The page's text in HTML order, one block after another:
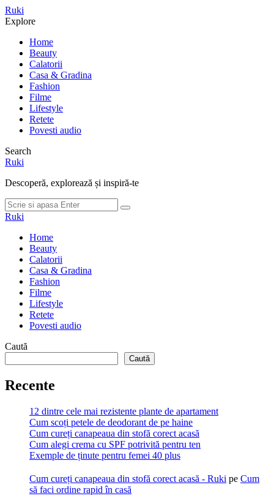
Meniu
Ruki
Cauta
Explore
Home
Beauty
Calatorii
Casa & Gradina
Fashion
Filme
Lifestyle
Retete
Povesti audio
Search
Ruki
Descoperă, explorează și inspiră-te
Cauta
dupa:
Cauta
Ruki
Home
Beauty
Calatorii
Casa & Gradina
Fashion
Filme
Lifestyle
Retete
Povesti audio
Caută
Caută
Recente
12 dintre cele mai rezistente plante de apartament
Cum scoți petele de deodorant de pe haine
Cum cureți canapeaua din stofă corect acasă
Cum alegi crema cu SPF potrivită pentru ten
Exemple de ținute pentru femei 40 plus
Cum cureți canapeaua din stofă corect acasă - Ruki pe Cum
să faci ordine rapid în casă